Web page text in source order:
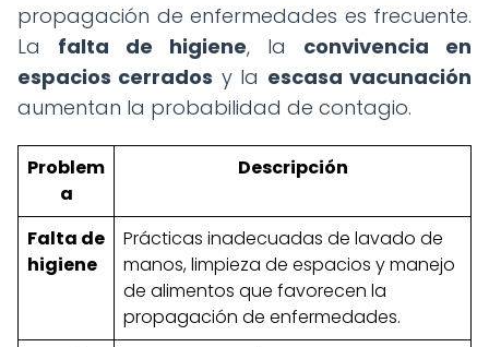
propagación de enfermedades es frecuente.
La falta de higiene, la convivencia en
espacios cerrados y la escasa vacunación
aumentan la probabilidad de contagio.
Problem
a
Descripción
Falta de
higiene
Prácticas inadecuadas de lavado de
manos, limpieza de espacios y manejo
de alimentos que favorecen la
propagación de enfermedades.